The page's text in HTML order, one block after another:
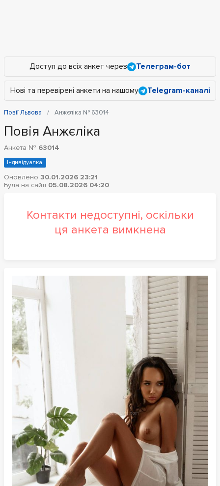
Доступ до всіх анкет через Телеграм-бот
Нові та перевірені анкети на нашому Telegram-каналі
Повії Львова Анжєліка № 63014
Повія Анжєліка
Анкета № 63014
Індивідуалка
Оновлено 30.01.2026 23:21
Була на сайті 05.08.2026 04:20
Контакти недоступні, оскільки
ця анкета вимкнена